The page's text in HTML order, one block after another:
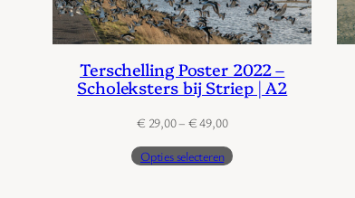
Terschelling Poster 2022 –
Scholeksters bij Striep | A2
€ 29,00– €49,00Prijsklasse:
tot
Opties selecteren